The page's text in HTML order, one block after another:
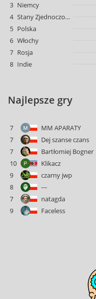
3 Niemcy
4
Stany Zjednoczone
5 Polska
6 Włochy
7 Rosja
8 Indie
Najlepsze gry
7
MM APARATY
7
Dej szanse czans
7
Bartłomiej Bogner
10
Klikacz
9
czarny jwp
8
---
7
natagda
9
Faceless